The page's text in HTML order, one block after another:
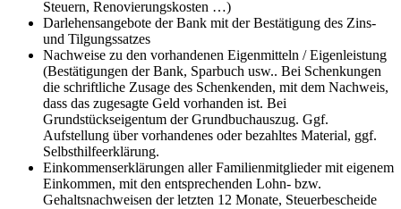
Steuern, Renovierungskosten …)
Darlehensangebote der Bank mit der Bestätigung des Zins-
und Tilgungssatzes
Nachweise zu den vorhandenen Eigenmitteln / Eigenleistung
(Bestätigungen der Bank, Sparbuch usw.. Bei Schenkungen
die schriftliche Zusage des Schenkenden, mit dem Nachweis,
dass das zugesagte Geld vorhanden ist. Bei
Grundstückseigentum der Grundbuchauszug. Ggf.
Aufstellung über vorhandenes oder bezahltes Material, ggf.
Selbsthilfeerklärung.
Einkommenserklärungen aller Familienmitglieder mit eigenem
Einkommen, mit den entsprechenden Lohn- bzw.
Gehaltsnachweisen der letzten 12 Monate, Steuerbescheide